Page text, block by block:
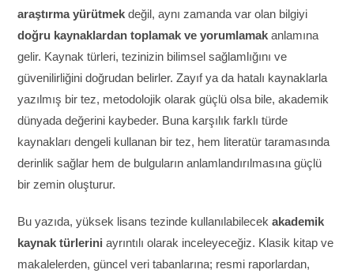
araştırma yürütmek değil, aynı zamanda var olan bilgiyi
doğru kaynaklardan toplamak ve yorumlamak anlamına
gelir. Kaynak türleri, tezinizin bilimsel sağlamlığını ve
güvenilirliğini doğrudan belirler. Zayıf ya da hatalı kaynaklarla
yazılmış bir tez, metodolojik olarak güçlü olsa bile, akademik
dünyada değerini kaybeder. Buna karşılık farklı türde
kaynakları dengeli kullanan bir tez, hem literatür taramasında
derinlik sağlar hem de bulguların anlamlandırılmasına güçlü
bir zemin oluşturur.
Bu yazıda, yüksek lisans tezinde kullanılabilecekakademik
kaynak türlerini ayrıntılı olarak inceleyeceğiz. Klasik kitap ve
makalelerden, güncel veri tabanlarına; resmi raporlardan,